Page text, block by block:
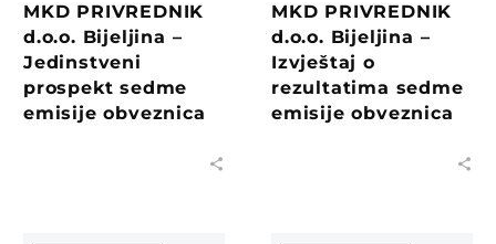
MKD PRIVREDNIK
d.o.o. Bijeljina –
Jedinstveni
prospekt sedme
emisije obveznica
MKD PRIVREDNIK
d.o.o. Bijeljina –
Izvještaj o
rezultatima sedme
emisije obveznica